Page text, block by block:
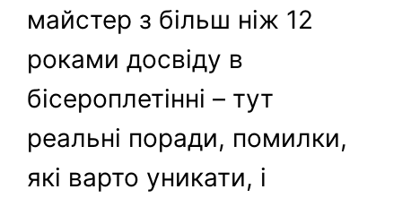
майстер з більш ніж 12
роками досвіду в
бісероплетінні – тут
реальні поради, помилки,
які варто уникати, і